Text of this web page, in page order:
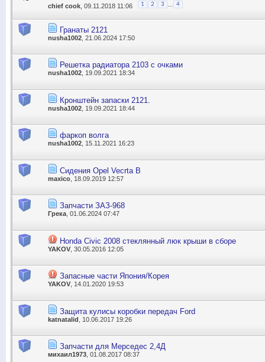
chief cook , 09.11.2018 11:06 1 2 3 4
Гранаты 2121
nusha1002 , 21.06.2024 17:50
Решетка радиатора 2103 с очками
nusha1002 , 19.09.2021 18:34
Кронштейн запаски 2121.
nusha1002 , 19.09.2021 18:44
фаркоп волга
nusha1002 , 15.11.2021 16:23
Сидения Opel Vecrta B
maxico , 18.09.2019 12:57
Запчасти ЗАЗ-968
Грека , 01.06.2024 07:47
Honda Civic 2008 стеклянный люк крыши в сборе
YAKOV , 30.05.2016 12:05
Запасные части Япония/Корея
YAKOV , 14.01.2020 19:53
Защита кулисы коробки передач Ford
katnatalid , 10.06.2017 19:26
Запчасти для Мерседес 2,4Д
михаил1973 , 01.08.2017 08:37